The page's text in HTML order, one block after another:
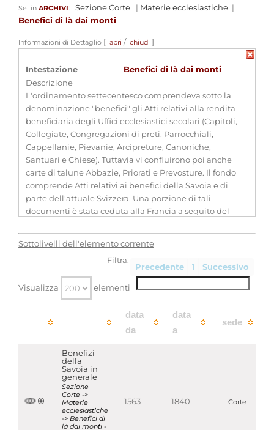
Sei in ARCHIVI: Sezione Corte | Materie ecclesiastiche |
Benefici di là dai monti
Informazioni di Dettaglio [ apri / chiudi ]
Intestazione
Benefici di là dai monti
Descrizione
L'ordinamento settecentesco comprendeva sotto la
denominazione "benefici" gli Atti relativi alla rendita
beneficiaria degli Uffici ecclesiastici secolari (Capitoli,
Collegiate, Congregazioni di preti, Parrocchiali,
Cappellanie, Pievanie, Arcipreture, Canoniche,
Santuari e Chiese). Tuttavia vi confluirono poi anche
carte di talune Abbazie, Priorati e Prevosture. Il fondo
comprende Atti relativi ai benefici della Savoia e di
parte dell'attuale Svizzera. Una porzione di tali
documenti è stata ceduta alla Francia a seguito del
Estensioni
-
Consistenza
28 bb.
Qualifica
-
Sottolivelli dell'elemento corrente
Precedente 1 Successivo
Visualizza elementi
Filtra:
data
da
data
a
sede
Benefizi
della
Savoia in
generale
Sezione
Corte ->
Materie
ecclesiastiche
-> Benefici di
là dai monti -
1563 1840 Corte